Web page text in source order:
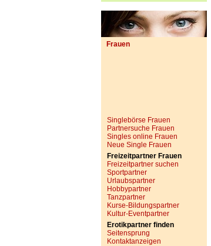
Frauen
Singlebörse Frauen
Partnersuche Frauen
Singles online Frauen
Neue Single Frauen
Freizeitpartner Frauen
Freizeitpartner suchen
Sportpartner
Urlaubspartner
Hobbypartner
Tanzpartner
Kurse-Bildungspartner
Kultur-Eventpartner
Erotikpartner finden
Seitensprung
Kontaktanzeigen